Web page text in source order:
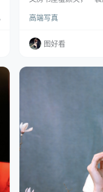
高端写真
图好看